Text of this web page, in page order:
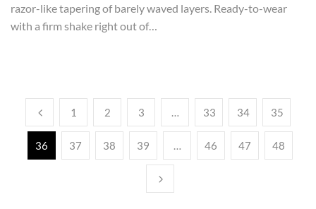
razor-like tapering of barely waved layers. Ready-to-wear
with a firm shake right out of…
1 2 3 … 33 34 35
36 37 38 39 … 46 47 48